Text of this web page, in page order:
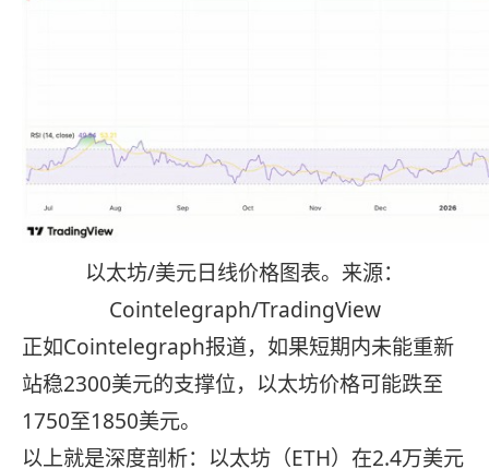
以太坊/美元日线价格图表。来源：
Cointelegraph/TradingView
正如Cointelegraph报道，如果短期内未能重新
站稳2300美元的支撑位，以太坊价格可能跌至
1750至1850美元。
以上就是深度剖析：以太坊（ETH）在2.4万美元